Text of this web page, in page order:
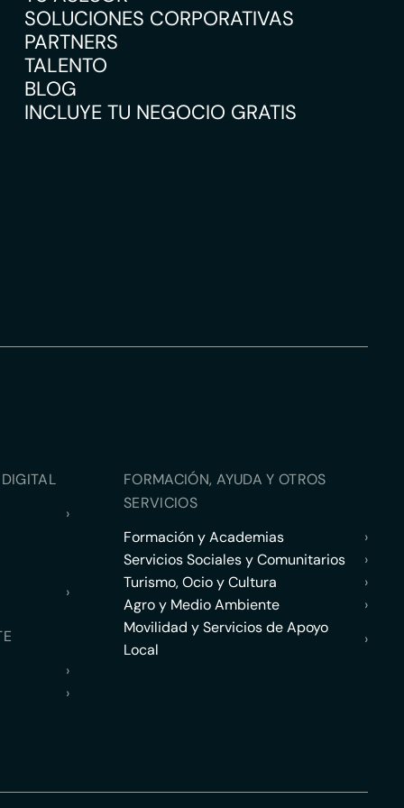
SOLUCIONES CORPORATIVAS
PARTNERS
TALENTO
BLOG
INCLUYE TU NEGOCIO GRATIS
›
›
›
›
FORMACIÓN, AYUDA Y OTROS
SERVICIOS
Formación y Academias
›
Servicios Sociales y Comunitarios
›
Turismo, Ocio y Cultura
›
Agro y Medio Ambiente
›
Movilidad y Servicios de Apoyo
Local
›